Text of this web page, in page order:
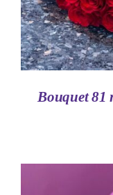
Bouquet 81